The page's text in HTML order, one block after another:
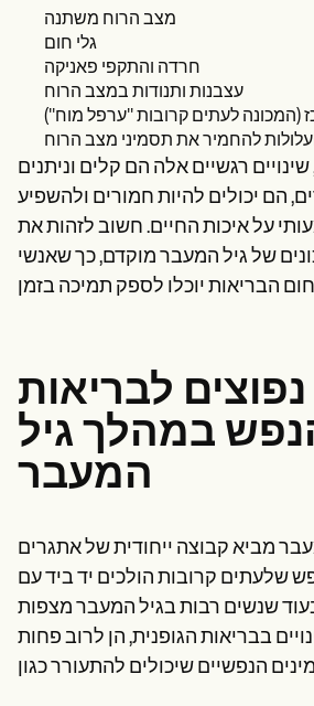
מצב הרוח משתנה
גלי חום
חרדה והתקפי פאניקה
עצבנות ותנודות במצב הרוח
(המכונה לעתים קרובות "ערפל מוח")
להחמיר את תסמיני מצב הרוח
רגשיים אלה הם קלים וניתנים
הם יכולים להיות חמורים ולהשפיע
על איכות החיים. חשוב לזהות את
של גיל המעבר מוקדם, כך שאנשי
לבריאות
במהלך גיל
המעבר
מביא קבוצה ייחודית של אתגרים
שלעתים קרובות הולכים יד ביד עם
שנשים רבות בגיל המעבר מצפות
בבריאות הגופנית, הן לרוב פחות